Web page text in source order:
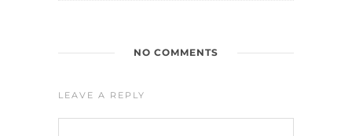
NO COMMENTS
LEAVE A REPLY